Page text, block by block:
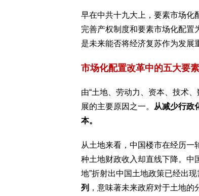
早在中共十九大上，要素市场化
完善产权制度和要素市场化配置
是未来能否将经济复苏作为发展
市场化配置改革中的五大要
由“土地、劳动力、资本、技术
展的主要原因之一。
从减少行政
本。
从土地来看，中国楼市在经历一
种土地财政收入却直线下降。中
地”折射出中国土地政策已经出现
列 ，意味著未来政府对于土地